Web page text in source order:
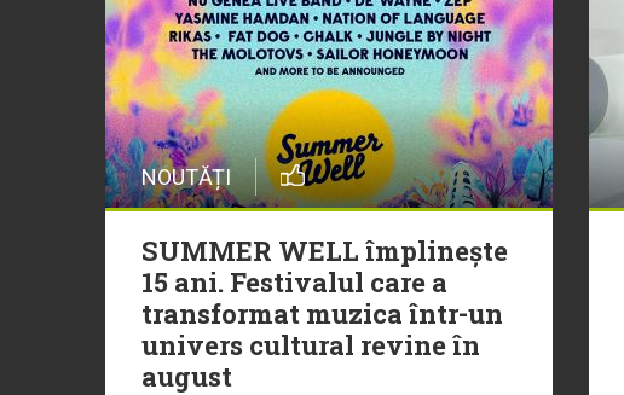
NOUTĂȚI
SUMMER WELL împlinește
15 ani. Festivalul care a
transformat muzica într-un
univers cultural revine în
august